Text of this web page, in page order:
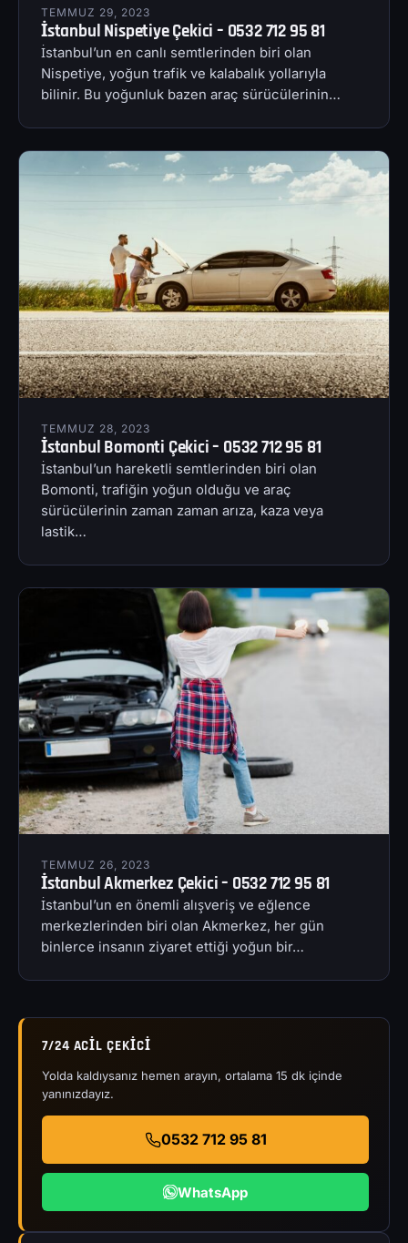
TEMMUZ 29, 2023
İstanbul Nispetiye Çekici – 0532 712 95 81
İstanbul’un en canlı semtlerinden biri olan
Nispetiye, yoğun trafik ve kalabalık yollarıyla
bilinir. Bu yoğunluk bazen araç sürücülerinin…
TEMMUZ 28, 2023
İstanbul Bomonti Çekici – 0532 712 95 81
İstanbul’un hareketli semtlerinden biri olan
Bomonti, trafiğin yoğun olduğu ve araç
sürücülerinin zaman zaman arıza, kaza veya
lastik…
TEMMUZ 26, 2023
İstanbul Akmerkez Çekici – 0532 712 95 81
İstanbul’un en önemli alışveriş ve eğlence
merkezlerinden biri olan Akmerkez, her gün
binlerce insanın ziyaret ettiği yoğun bir…
7/24 ACIL ÇEKICI
Yolda kaldıysanız hemen arayın, ortalama 15 dk içinde
yanınızdayız.
0532 712 95 81
WhatsApp